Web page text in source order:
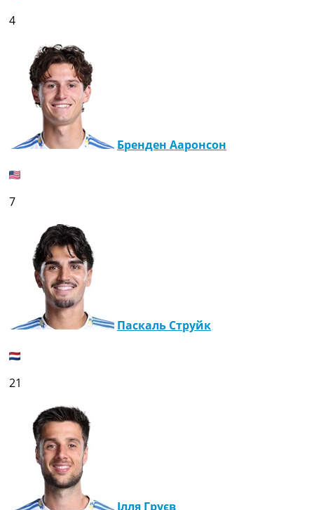
4
Бренден Ааронсон
7
Паскаль Струйк
21
Ілля Груєв